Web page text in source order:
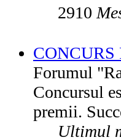
2910
Forumul
Concursul
premii.
Ultimul